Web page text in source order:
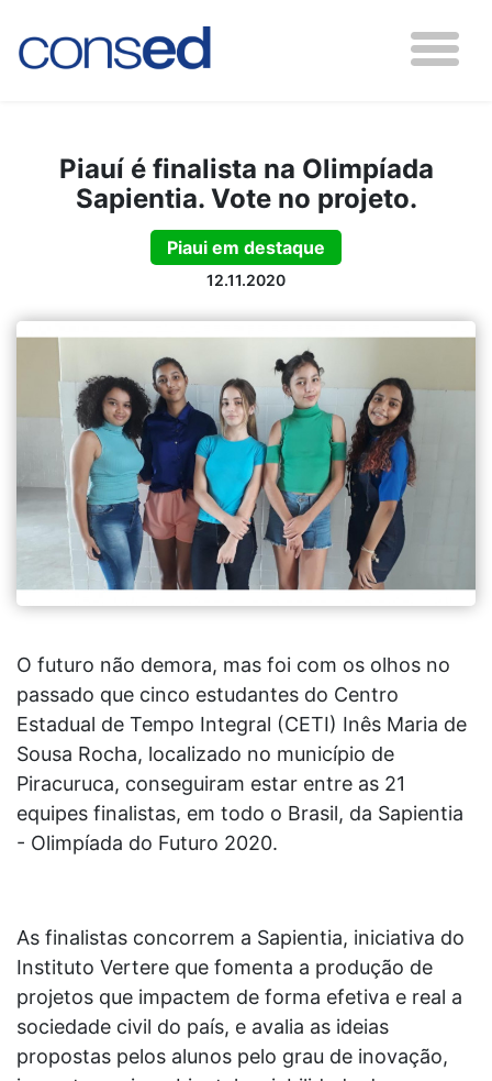
Piauí é finalista na Olimpíada
Sapientia. Vote no projeto.
Piaui em destaque
12.11.2020
O futuro não demora, mas foi com os olhos no
passado que cinco estudantes do Centro
Estadual de Tempo Integral (CETI) Inês Maria de
Sousa Rocha, localizado no município de
Piracuruca, conseguiram estar entre as 21
equipes finalistas, em todo o Brasil, da Sapientia
- Olimpíada do Futuro 2020.
As finalistas concorrem a Sapientia, iniciativa do
Instituto Vertere que fomenta a produção de
projetos que impactem de forma efetiva e real a
sociedade civil do país, e avalia as ideias
propostas pelos alunos pelo grau de inovação,